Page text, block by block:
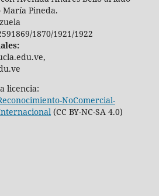
Pineda.
1870/1921/1922
licencia:
NoComercial-
(CC BY-NC-SA 4.0)